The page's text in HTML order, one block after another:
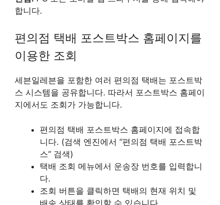
합니다.
편의점 택배 포스트박스 홈페이지를
이용한 조회
세븐일레븐을 포함한 여러 편의점 택배는 포스트박
스 시스템을 공유합니다. 따라서 포스트박스 홈페이
지에서도 조회가 가능합니다.
편의점 택배 포스트박스 홈페이지에 접속합
니다. (검색 엔진에서 “편의점 택배 포스트박
스” 검색)
택배 조회 메뉴에서 운송장 번호를 입력합니
다.
조회 버튼을 클릭하면 택배의 현재 위치 및
배송 상태를 확인할 수 있습니다.